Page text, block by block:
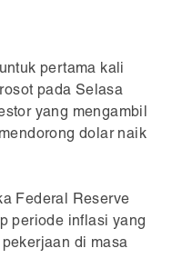
pertama kali
pada Selasa
yang mengambil
dolar naik
Federal Reserve
periode inflasi yang
di masa